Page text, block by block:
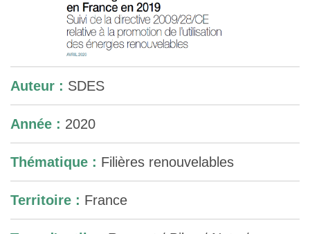
Auteur : SDES
Année : 2020
Thématique : Filières renouvelables
Territoire : France